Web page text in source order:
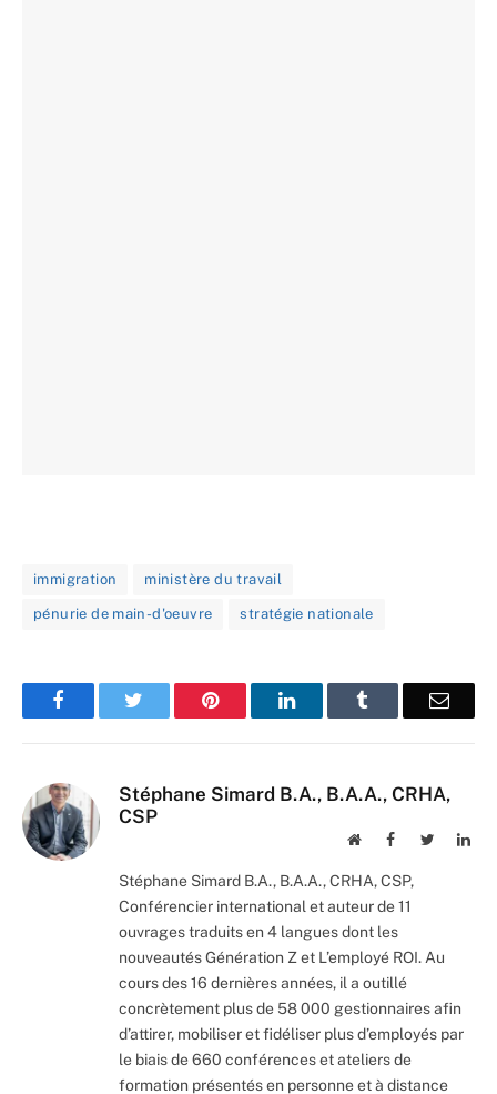
immigration ministère du travail
pénurie de main-d'oeuvre stratégie nationale
Facebook Pinterest LinkedIn Email
Stéphane Simard B.A., B.A.A., CRHA,
CSP
WebsiteFacebookTwitter
Stéphane Simard B.A., B.A.A., CRHA, CSP,
Conférencier international et auteur de 11
ouvrages traduits en 4 langues dont les
nouveautés Génération Z et L’employé ROI. Au
cours des 16 dernières années, il a outillé
concrètement plus de 58 000 gestionnaires afin
d’attirer, mobiliser et fidéliser plus d’employés par
le biais de 660 conférences et ateliers de
formation présentés en personne et à distance